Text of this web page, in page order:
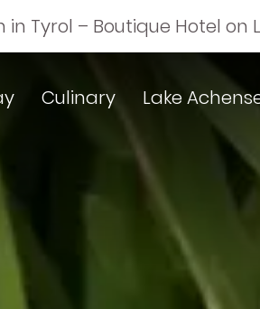
Culinary Lake
Tyrol – Boutique Hotel on